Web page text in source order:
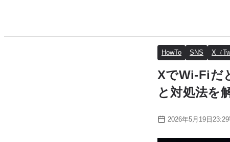
HowTo SNS X（
XでWi-Fiだ
と対処法を
2026年5月19日23:29